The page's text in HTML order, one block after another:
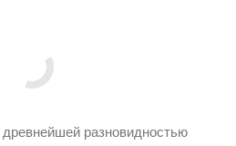
разновидностью